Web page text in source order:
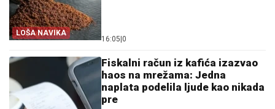
LOŠA NAVIKA
16:05 0
Fiskalni račun iz kafića izazvao
haos na mrežama: Jedna
naplata podelila ljude kao nikada
pre